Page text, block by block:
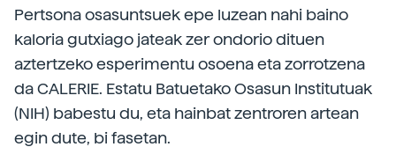
Pertsona osasuntsuek epe luzean nahi baino
kaloria gutxiago jateak zer ondorio dituen
aztertzeko esperimentu osoena eta zorrotzena
da CALERIE. Estatu Batuetako Osasun Institutuak
(NIH) babestu du, eta hainbat zentroren artean
egin dute, bi fasetan.